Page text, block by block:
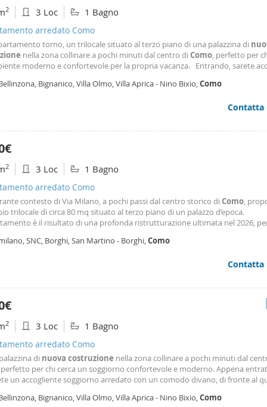
2 3 Loc 1 Bagno
arredato Como
torno, un trilocale situato al terzo piano di una palazzina di
nella zona collinare a pochi minuti dal centro di Como, perfetto per
moderno e confortevole per la propria vacanza. Entrando, sarete
film in compagnia dopo una giornata di visite
Bignanico, Villa Olmo, Villa Aprica - Nino Bixio,Como
Contatta
2 3 Loc 1 Bagno
arredato Como
contesto di Via Milano, a pochi passi dal centro storico di Como,
trilocale di circa 80 mq situato al terzo piano di un palazzo d’epoca.
è il risultato di una profonda ristrutturazione ultimata nel 2026,
L’ingresso si apre su una luminosa
SNC, Borghi, San Martino - Borghi,Como
Contatta
2 3 Loc 1 Bagno
arredato Como
di nuova costruzione nella zona collinare a pochi minuti dal
perfetto per chi cerca un soggiorno confortevole e moderno. Appena
un accogliente soggiorno arredato con un comodo divano, di fronte al
persone riempie la stanza, creando un
Bignanico, Villa Olmo, Villa Aprica - Nino Bixio,Como